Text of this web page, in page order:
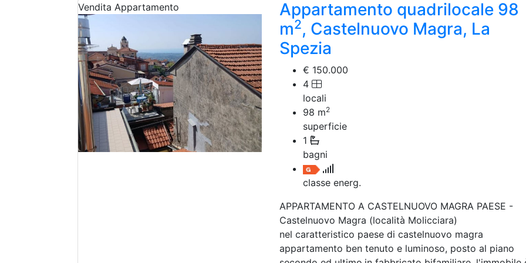
Vendita Appartamento
Appartamento quadrilocale 98
m2, Castelnuovo Magra, La
Spezia
€ 150.000
4
locali
98 m2
superficie
1
bagni
classe energ.
APPARTAMENTO A CASTELNUOVO MAGRA PAESE -
Castelnuovo Magra (località Molicciara)
nel caratteristico paese di castelnuovo magra
appartamento ben tenuto e luminoso, posto al piano